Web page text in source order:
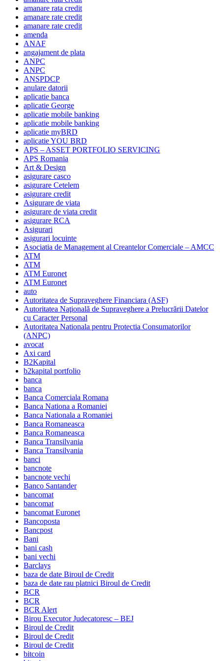
amanare rata credit
amanare rate credit
amanare rate credit
amenda
ANAF
angajament de plata
ANPC
ANPC
ANSPDCP
anulare datorii
aplicatie banca
aplicatie George
aplicatie mobile banking
aplicatie mobile banking
aplicatie myBRD
aplicatie YOU BRD
APS – ASSET PORTFOLIO SERVICING
APS Romania
Art & Design
asigurare casco
asigurare Cetelem
asigurare credit
Asigurare de viata
asigurare de viata credit
asigurare RCA
Asigurari
asigurari locuinte
Asociatia de Management al Creantelor Comerciale – AMCC
ATM
ATM
ATM Euronet
ATM Euronet
auto
Autoritatea de Supraveghere Financiara (ASF)
Autoritatea Naţională de Supraveghere a Prelucrării Datelor
cu Caracter Personal
Autoritatea Nationala pentru Protectia Consumatorilor
(ANPC)
avocat
Axi card
B2Kapital
b2kapital portfolio
banca
banca
Banca Comerciala Romana
Banca Nationa a Romaniei
Banca Nationala a Romaniei
Banca Romaneasca
Banca Romaneasca
Banca Transilvania
Banca Transilvania
banci
bancnote
bancnote vechi
Banco Santander
bancomat
bancomat
bancomat Euronet
Bancoposta
Bancpost
Bani
bani cash
bani vechi
Barclays
baza de date Biroul de Credit
baza de date rau platnici Biroul de Credit
BCR
BCR
BCR Alert
Birou Executor Judecatoresc – BEJ
Biroul de Credit
Biroul de Credit
Biroul de Credit
bitcoin